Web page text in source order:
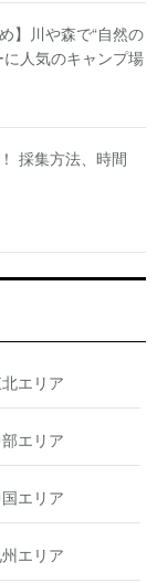
】川や森で“自然の
人気のキャンプ場
採集方法、時間
エリア
エリア
エリア
エリア